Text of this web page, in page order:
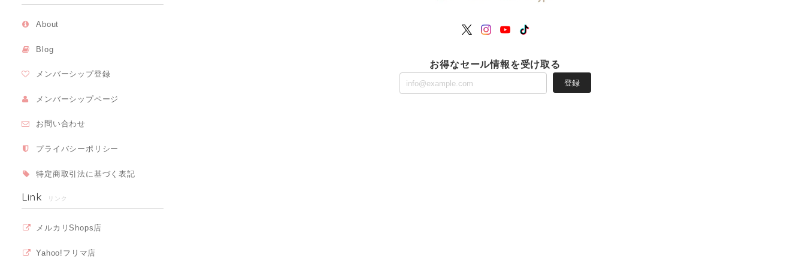
About
Blog
メンバーシップ登録
メンバーシップページ
お問い合わせ
プライバシーポリシー
特定商取引法に基づく表記
Link リンク
メルカリShops店
Yahoo!フリマ店
お得なセール情報を受け取る
登録